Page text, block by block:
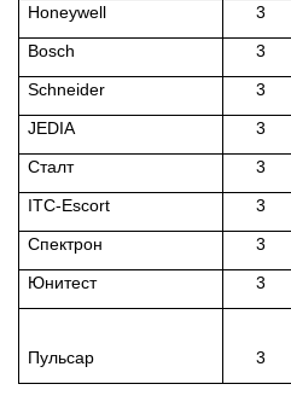
Honeywell
3
Bosch
3
Schneider
3
JEDIA
3
Сталт
3
ITC-Escort
3
Спектрон
3
Юнитест
3
Пульсар 3